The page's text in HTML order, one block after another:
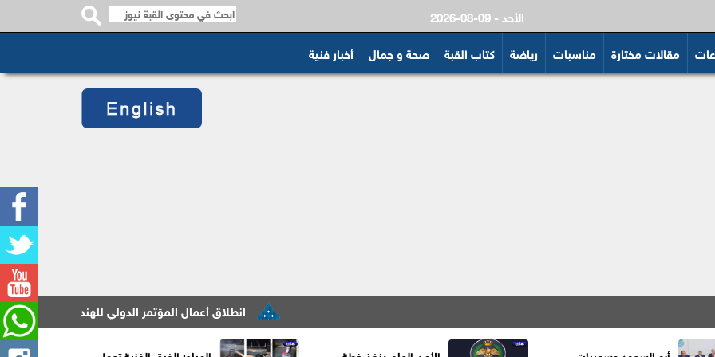
2026-08-09 - الأحد
مقالات مختارة مناسبات رياضة كتاب القبة صحة و جمال أخبار فنية
انطلاق أعمال المؤتمر الدولي للهندسة والابتكار